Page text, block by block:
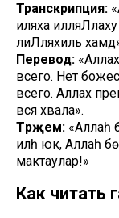
Транскрипция:
иляха
лиЛляхиль
Перевод:
всего. Нет
всего. Аллах
вся хвала».
Тәрҗемә: «Аллаһ
иләһ юк, Аллаһ
мактаулар!»
Как читать